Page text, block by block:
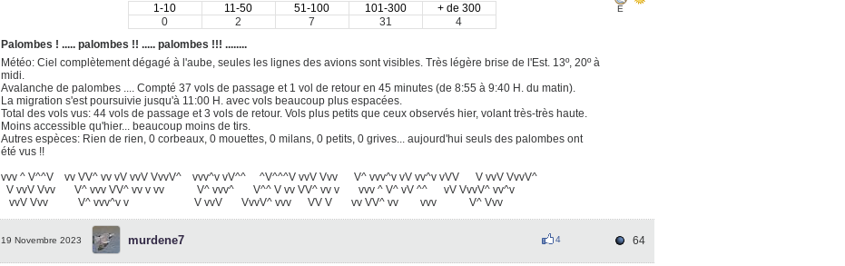
1-10 11-50 51-100 101-300
+ de 300
0
2 7 31
4
Palombes ! ..... palombes !! ..... palombes !!! ........
Météo: Ciel complètement dégagé à l'aube, seules les lignes des avions sont visibles. Très légère brise de l'Est. 13º, 20º à
midi.
Avalanche de palombes .... Compté 37 vols de passage et 1 vol de retour en 45 minutes (de 8:55 à 9:40 H. du matin).
La migration s'est poursuivie jusqu'à 11:00 H. avec vols beaucoup plus espacées.
Total des vols vus: 44 vols de passage et 3 vols de retour. Vols plus petits que ceux observés hier, volant très-très haute.
Moins accessible qu'hier... beaucoup moins de tirs.
Autres espèces: Rien de rien, 0 corbeaux, 0 mouettes, 0 milans, 0 petits, 0 grives... aujourd'hui seuls des palombes ont
été vus !!
vvv ^ V^^V vv VV^ vv vV vvV VvvV^ vvv^v vV^^ ^V^^^V vvV Vvv V^ vvv^v vV vv^v vVV V vvV VvvV^
V vvV Vvv V^ vvv VV^ vv v vv V^ vvv^ V^^ V vv VV^ vv v vvv ^ V^ vV ^^ vV VvvV^ vv^v
vvV Vvv V^ vvv^v v V vvV VvvV^ vvv VV V vv VV^ vv vvv V^ Vvv
E
19 Novembre 2023 murdene7 4 64